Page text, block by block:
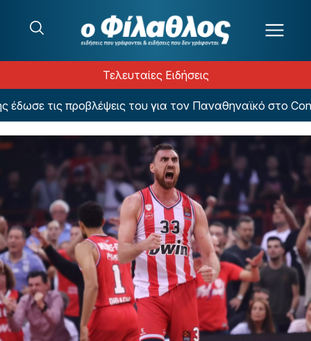
Τελευταίες Ειδήσεις
τις προβλέψεις του για τον Παναθηναϊκό στο